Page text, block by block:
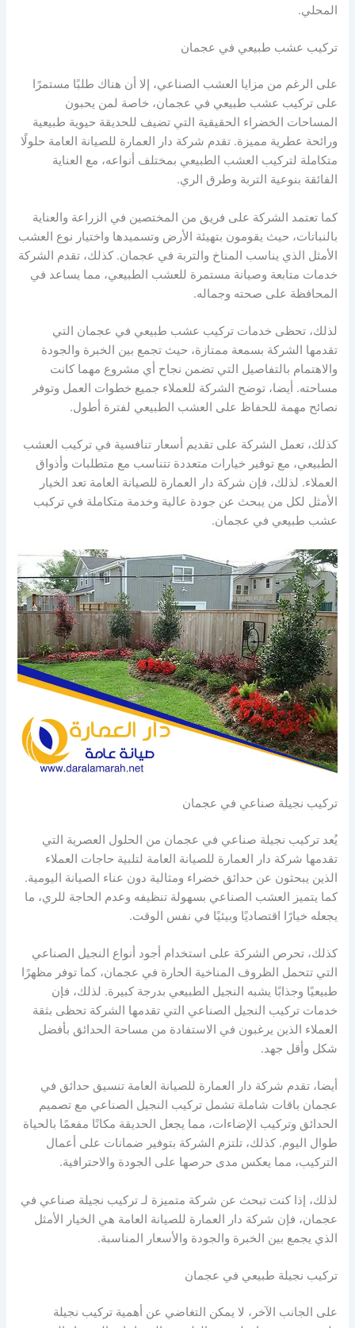
المحلي.
تركيب عشب طبيعي في عجمان
على الرغم من مزايا العشب الصناعي، إلا أن هناك طلبًا مستمرًا
على تركيب عشب طبيعي في عجمان، خاصة لمن يحبون
المساحات الخضراء الحقيقية التي تضيف للحديقة حيوية طبيعية
ورائحة عطرية مميزة. تقدم شركة دار العمارة للصيانة العامة حلولًا
متكاملة لتركيب العشب الطبيعي بمختلف أنواعه، مع العناية
الفائقة بنوعية التربة وطرق الري.
كما تعتمد الشركة على فريق من المختصين في الزراعة والعناية
بالنباتات، حيث يقومون بتهيئة الأرض وتسميدها واختيار نوع العشب
الأمثل الذي يناسب المناخ والتربة في عجمان. كذلك، تقدم الشركة
خدمات متابعة وصيانة مستمرة للعشب الطبيعي، مما يساعد في
المحافظة على صحته وجماله.
لذلك، تحظى خدمات تركيب عشب طبيعي في عجمان التي
تقدمها الشركة بسمعة ممتازة، حيث تجمع بين الخبرة والجودة
والاهتمام بالتفاصيل التي تضمن نجاح أي مشروع مهما كانت
مساحته. أيضا، توضح الشركة للعملاء جميع خطوات العمل وتوفر
نصائح مهمة للحفاظ على العشب الطبيعي لفترة أطول.
كذلك، تعمل الشركة على تقديم أسعار تنافسية في تركيب العشب
الطبيعي، مع توفير خيارات متعددة تتناسب مع متطلبات وأذواق
العملاء. لذلك، فإن شركة دار العمارة للصيانة العامة تعد الخيار
الأمثل لكل من يبحث عن جودة عالية وخدمة متكاملة في تركيب
عشب طبيعي في عجمان.
تركيب نجيلة صناعي في عجمان
يُعد تركيب نجيلة صناعي في عجمان من الحلول العصرية التي
تقدمها شركة دار العمارة للصيانة العامة لتلبية حاجات العملاء
الذين يبحثون عن حدائق خضراء ومثالية دون عناء الصيانة اليومية.
كما يتميز العشب الصناعي بسهولة تنظيفه وعدم الحاجة للري، ما
يجعله خيارًا اقتصاديًا وبيئيًا في نفس الوقت.
كذلك، تحرص الشركة على استخدام أجود أنواع النجيل الصناعي
التي تتحمل الظروف المناخية الحارة في عجمان، كما توفر مظهرًا
طبيعيًا وجذابًا يشبه النجيل الطبيعي بدرجة كبيرة. لذلك، فإن
خدمات تركيب النجيل الصناعي التي تقدمها الشركة تحظى بثقة
العملاء الذين يرغبون في الاستفادة من مساحة الحدائق بأفضل
شكل وأقل جهد.
أيضا، تقدم شركة دار العمارة للصيانة العامة تنسيق حدائق في
عجمان باقات شاملة تشمل تركيب النجيل الصناعي مع تصميم
الحدائق وتركيب الإضاءات، مما يجعل الحديقة مكانًا مفعمًا بالحياة
طوال اليوم. كذلك، تلتزم الشركة بتوفير ضمانات على أعمال
التركيب، مما يعكس مدى حرصها على الجودة والاحترافية.
لذلك، إذا كنت تبحث عن شركة متميزة لـ تركيب نجيلة صناعي في
عجمان، فإن شركة دار العمارة للصيانة العامة هي الخيار الأمثل
الذي يجمع بين الخبرة والجودة والأسعار المناسبة.
تركيب نجيلة طبيعي في عجمان
على الجانب الآخر، لا يمكن التغاضي عن أهمية تركيب نجيلة